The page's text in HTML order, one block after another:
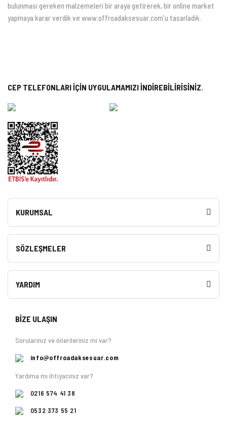
bulunması gereken malzemeleri bir araya getirerek, bir online market
yapmaya karar verdik ve www.offroadaksesuar.com'u tasarladık.
CEP TELEFONLARI İÇİN UYGULAMAMIZI İNDİREBİLİRİSİNİZ.
KURUMSAL
SÖZLEŞMELER
YARDIM
BİZE ULAŞIN
Sorularınız ve önerileriniz mi var?
info@offroadaksesuar.com
Yardıma mı ihtiyacınız var?
0216 574 41 38
0532 373 55 21